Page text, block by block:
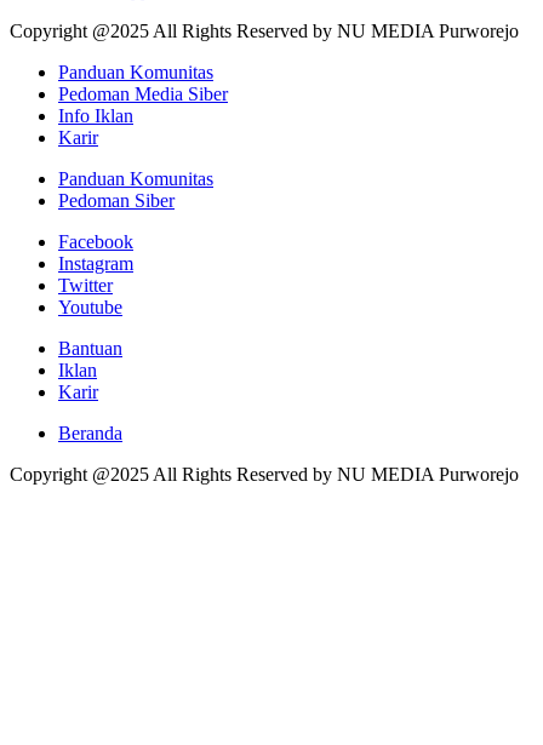
Copyright @2025 All Rights Reserved by NU MEDIA Purworejo
Panduan Komunitas
Pedoman Media Siber
Info Iklan
Karir
Panduan Komunitas
Pedoman Siber
Facebook
Instagram
Twitter
Youtube
Bantuan
Iklan
Karir
Beranda
Copyright @2025 All Rights Reserved by NU MEDIA Purworejo